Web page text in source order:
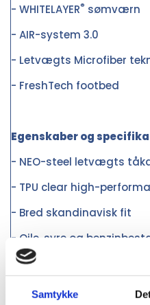
Samtykke
- WHITELAYER® sømværn
- AIR-system 3.0
- Letvægts Microfiber
- FreshTech footbed
Egenskaber og
- NEO-steel letvægts
- TPU clear high-
- Bred skandinavisk fit
- Oile, syre og
- Varmebestandig up to
- Godkendelse: EN ISO